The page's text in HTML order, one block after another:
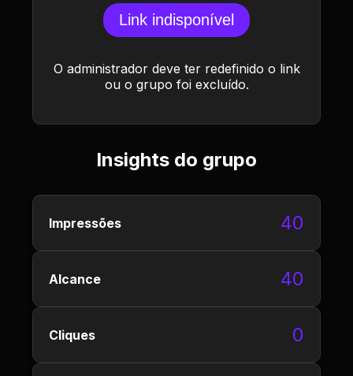
Link indisponível
O administrador deve ter redefinido o link
ou o grupo foi excluído.
Insights do grupo
Impressões 40
Alcance 40
Cliques 0